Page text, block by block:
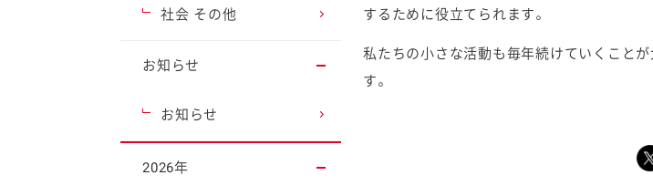
するために役立てられます。
私たちの小さな活動も毎年続けていくこと
す。
社会 その他
お知らせ
お知らせ
2026年